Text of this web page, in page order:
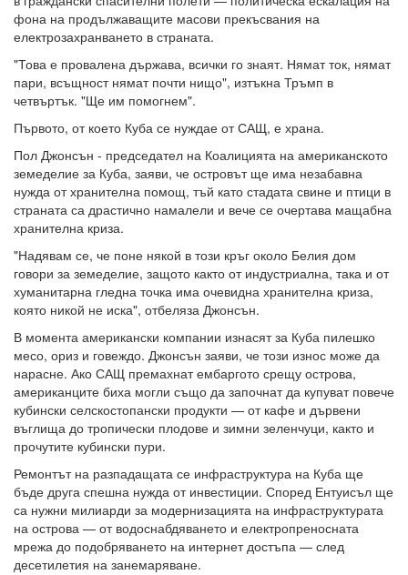
фона на продължаващите масови прекъсвания на
електрозахранването в страната.
"Това е провалена държава, всички го знаят. Нямат ток, нямат
пари, всъщност нямат почти нищо", изтъкна Тръмп в
четвъртък. "Ще им помогнем".
Първото, от което Куба се нуждае от САЩ, е храна.
Пол Джонсън - председател на Коалицията на американското
земеделие за Куба, заяви, че островът ще има незабавна
нужда от хранителна помощ, тъй като стадата свине и птици в
страната са драстично намалели и вече се очертава мащабна
хранителна криза.
"Надявам се, че поне някой в този кръг около Белия дом
говори за земеделие, защото както от индустриална, така и от
хуманитарна гледна точка има очевидна хранителна криза,
която никой не иска", отбеляза Джонсън.
В момента американски компании изнасят за Куба пилешко
месо, ориз и говеждо. Джонсън заяви, че този износ може да
нарасне. Ако САЩ премахнат ембаргото срещу острова,
американците биха могли също да започнат да купуват повече
кубински селскостопански продукти — от кафе и дървени
въглища до тропически плодове и зимни зеленчуци, както и
прочутите кубински пури.
Ремонтът на разпадащата се инфраструктура на Куба ще
бъде друга спешна нужда от инвестиции. Според Ентуисъл ще
са нужни милиарди за модернизацията на инфраструктурата
на острова — от водоснабдяването и електропреносната
мрежа до подобряването на интернет достъпа — след
десетилетия на занемаряване.